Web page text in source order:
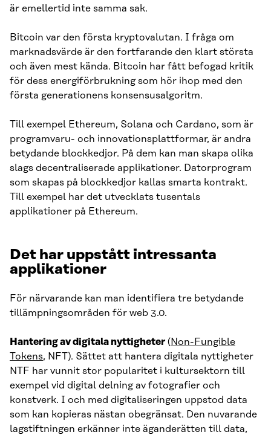
är emellertid inte samma sak.
Bitcoin var den första kryptovalutan. I fråga om
marknadsvärde är den fortfarande den klart största
och även mest kända. Bitcoin har fått befogad kritik
för dess energiförbrukning som hör ihop med den
första generationens konsensusalgoritm.
Till exempel Ethereum, Solana och Cardano, som är
programvaru- och innovationsplattformar, är andra
betydande blockkedjor. På dem kan man skapa olika
slags decentraliserade applikationer. Datorprogram
som skapas på blockkedjor kallas smarta kontrakt.
Till exempel har det utvecklats tusentals
applikationer på Ethereum.
Det har uppstått intressanta
applikationer
För närvarande kan man identifiera tre betydande
tillämpningsområden för web 3.0.
Hantering av digitala nyttigheter (Non-Fungible
Tokens, NFT). Sättet att hantera digitala nyttigheter
NTF har vunnit stor popularitet i kultursektorn till
exempel vid digital delning av fotografier och
konstverk. I och med digitaliseringen uppstod data
som kan kopieras nästan obegränsat. Den nuvarande
lagstiftningen erkänner inte äganderätten till data,